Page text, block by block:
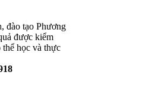
đào tạo Phương
được kiểm
học và thực